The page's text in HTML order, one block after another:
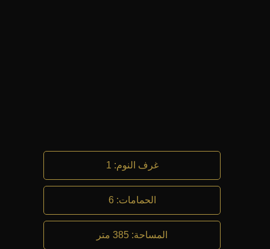
غرف النوم:
1
الحمامات:
6
المساحة: 385 متر